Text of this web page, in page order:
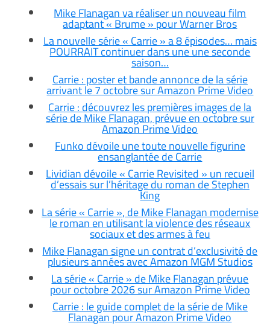
Mike Flanagan va réaliser un nouveau film
adaptant « Brume » pour Warner Bros
La nouvelle série « Carrie » a 8 épisodes… mais
POURRAIT continuer dans une une seconde
saison…
Carrie : poster et bande annonce de la série
arrivant le 7 octobre sur Amazon Prime Video
Carrie : découvrez les premières images de la
série de Mike Flanagan, prévue en octobre sur
Amazon Prime Video
Funko dévoile une toute nouvelle figurine
ensanglantée de Carrie
Lividian dévoile « Carrie Revisited » un recueil
d’essais sur l’héritage du roman de Stephen
King
La série « Carrie », de Mike Flanagan modernise
le roman en utilisant la violence des réseaux
sociaux et des armes à feu
Mike Flanagan signe un contrat d’exclusivité de
plusieurs années avec Amazon MGM Studios
La série « Carrie » de Mike Flanagan prévue
pour octobre 2026 sur Amazon Prime Video
Carrie : le guide complet de la série de Mike
Flanagan pour Amazon Prime Video